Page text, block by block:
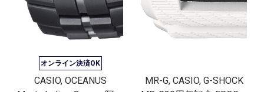
オンライン決済OK
CASIO, OCEANUS
MR-G, CASIO, G-SHOCK